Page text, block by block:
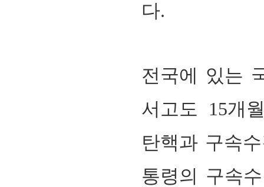
다.
전국에 있는
서고도 15개
탄핵과 구속
통령의 구속